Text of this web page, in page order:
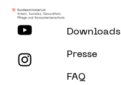
Downloads
Presse
FAQ